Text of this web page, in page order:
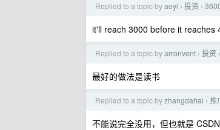
Replied to a topic byaoyi › 投资 ›
it'll reach 3000 before it reaches
Replied to a topic byarronvent › 投资 ›
最好的做法是读书
Replied to a topic byzhangdahai › 推
不能说完全没用，但也就是